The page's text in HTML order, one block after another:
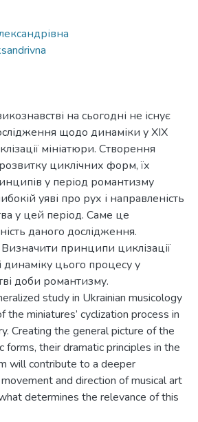
на сьогодні не існує
щодо динаміки у ХІХ
мініатюри. Створення
циклічних форм, їх
у період романтизму
уяві про рух і направленість
у цей період. Саме це
даного дослідження.
принципи циклізації
динаміку цього процесу у
доби романтизму.
study in Ukrainian musicology
the miniatures’ cyclization process in
Creating the general picture of the
forms, their dramatic principles in the
will contribute to a deeper
and direction of musical art
determines the relevance of this